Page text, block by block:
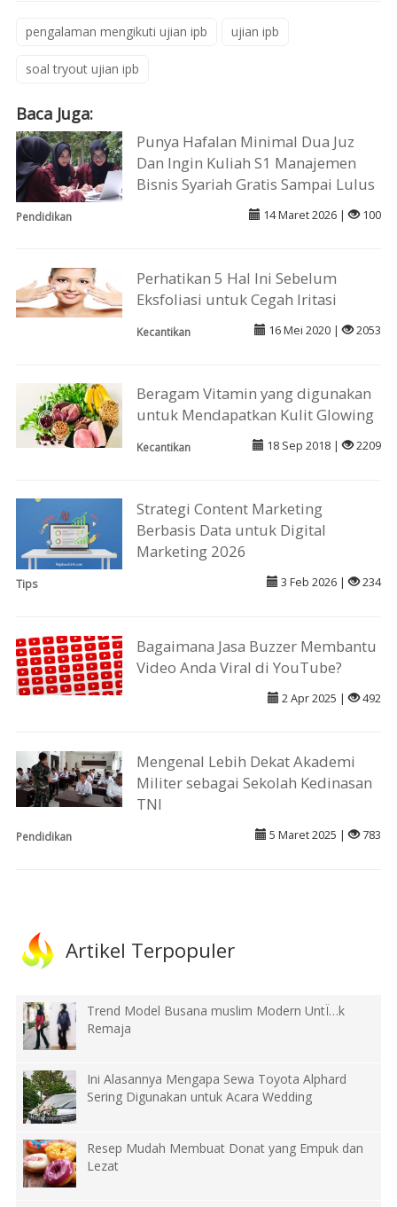
pengalaman mengikuti ujian ipb ujian ipb
soal tryout ujian ipb
Baca Juga:
Punya Hafalan Minimal Dua Juz
Dan Ingin Kuliah S1 Manajemen
Bisnis Syariah Gratis Sampai Lulus
Pendidikan 14 Maret 2026 | 100
Perhatikan 5 Hal Ini Sebelum
Eksfoliasi untuk Cegah Iritasi
Kecantikan 16 Mei 2020 | 2053
Beragam Vitamin yang digunakan
untuk Mendapatkan Kulit Glowing
Kecantikan 18 Sep 2018 | 2209
Strategi Content Marketing
Berbasis Data untuk Digital
Marketing 2026
Tips 3 Feb 2026 | 234
Bagaimana Jasa Buzzer Membantu
Video Anda Viral di YouTube?
2 Apr 2025 | 492
Mengenal Lebih Dekat Akademi
Militer sebagai Sekolah Kedinasan
TNI
Pendidikan 5 Maret 2025 | 783
Artikel Terpopuler
Trend Model Busana muslim Modern UntÏ…k
Remaja
Ini Alasannya Mengapa Sewa Toyota Alphard
Sering Digunakan untuk Acara Wedding
Resep Mudah Membuat Donat yang Empuk dan
Lezat